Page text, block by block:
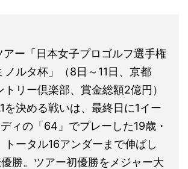
ー「日本女子プロゴルフ選手権
ノルタ杯」（8日～11日、京都
トリー倶楽部、賞金総額2億円）
を決める戦いは、最終日に1イー
ィの「64」でプレーした19歳・
トータル16アンダーまで伸ばし
勝。ツアー初優勝をメジャー大